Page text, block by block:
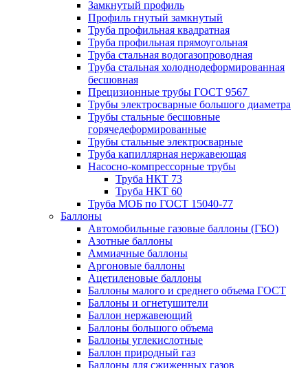
Замкнутый профиль
Профиль гнутый замкнутый
Труба профильная квадратная
Труба профильная прямоугольная
Труба стальная водогазопроводная
Труба стальная холоднодеформированная
бесшовная
Прецизионные трубы ГОСТ 9567
Трубы электросварные большого диаметра
Трубы стальные бесшовные
горячедеформированные
Трубы стальные электросварные
Труба капиллярная нержавеющая
Насосно-компрессорные трубы
Труба НКТ 73
Труба НКТ 60
Труба МОБ по ГОСТ 15040-77
Баллоны
Автомобильные газовые баллоны (ГБО)
Азотные баллоны
Аммиачные баллоны
Аргоновые баллоны
Ацетиленовые баллоны
Баллоны малого и среднего объема ГОСТ
Баллоны и огнетушители
Баллон нержавеющий
Баллоны большого объема
Баллоны углекислотные
Баллон природный газ
Баллоны для сжиженных газов